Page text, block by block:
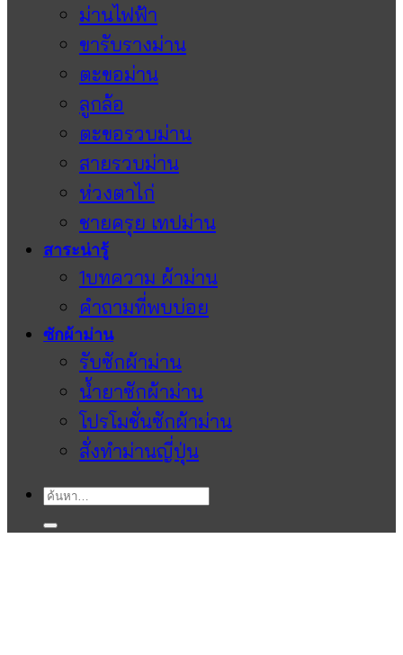
ม่านไฟฟ้า
ขารับรางม่าน
ตะขอม่าน
ลูกล้อ
ตะขอรวบม่าน
สายรวบม่าน
ห่วงตาไก่
ชายครุย เทปม่าน
สาระน่ารู้
1บทความ ผ้าม่าน
คำถามที่พบบ่อย
ซักผ้าม่าน
รับซักผ้าม่าน
น้ำยาซักผ้าม่าน
โปรโมชั่นซักผ้าม่าน
สั่งทำม่านญี่ปุ่น
ค้นหา: